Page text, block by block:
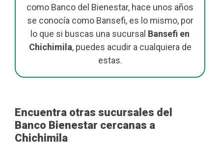
como Banco del Bienestar, hace unos años
se conocía como Bansefi, es lo mismo, por
lo que si buscas una sucursal Bansefi en
Chichimila, puedes acudir a cualquiera de
estas.
Encuentra otras sucursales del
Banco Bienestar cercanas a
Chichimila